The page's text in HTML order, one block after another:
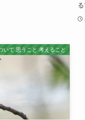
いて 思うこと 考えること